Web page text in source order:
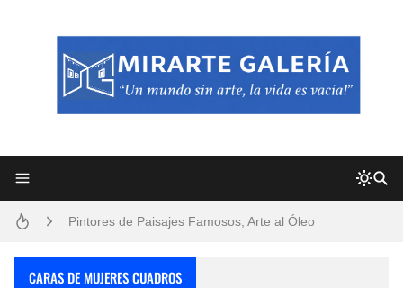
Pintores de Paisajes Famosos, Arte al Óleo
CARAS DE MUJERES CUADROS